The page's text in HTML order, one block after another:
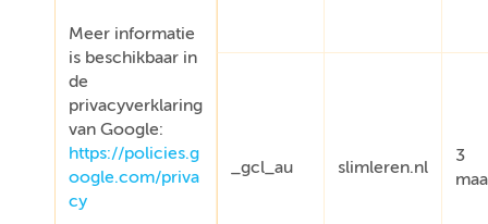
Meer informatie
is beschikbaar in
de
privacyverklaring
van Google:
https://policies.g
oogle.com/priva
cy
_gcl_au slimleren.nl
3